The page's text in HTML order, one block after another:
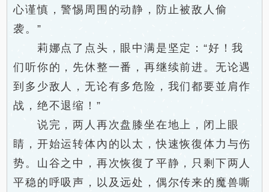
心谨慎，警惕周围的动静，防止被敌人偷
袭。”
莉娜点了点头，眼中满是坚定：“好！我
们听你的，先休整一番，再继续前进。无论遇
到多少敌人，无论有多危险，我们都要並肩作
战，绝不退缩！”
说完，两人再次盘膝坐在地上，闭上眼
睛，开始运转体內的以太，快速恢復体力与伤
势。山谷之中，再次恢復了平静，只剩下两人
平稳的呼吸声，以及远处，偶尔传来的魔兽嘶